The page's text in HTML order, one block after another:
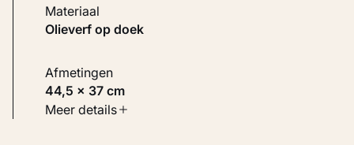
Materiaal
Olieverf op doek
Afmetingen
44,5 × 37 cm
Soort werk
Meer details